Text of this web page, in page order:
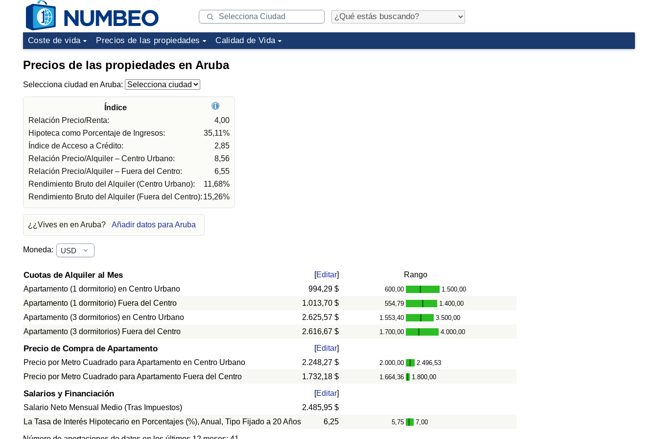
Coste de vida Precios de las propiedades Calidad de Vida
Precios de las propiedades en Aruba
Selecciona ciudad en Aruba:
Índice
Relación Precio/Renta:
4,00
Hipoteca como Porcentaje de Ingresos:
35,11%
Índice de Acceso a Crédito:
2,85
Relación Precio/Alquiler – Centro Urbano:
8,56
Relación Precio/Alquiler – Fuera del Centro:
6,55
Rendimiento Bruto del Alquiler (Centro Urbano):
11,68%
Rendimiento Bruto del Alquiler (Fuera del Centro): 15,26%
¿¿Vives en en Aruba? Añadir datos para Aruba
Moneda:
Cuotas de Alquiler al Mes [Editar]
Rango
Apartamento (1 dormitorio) en Centro Urbano
994,29 $ 600,00 - 1.500,00
Apartamento (1 dormitorio) Fuera del Centro 1.013,70 $ 554,79 - 1.400,00
Apartamento (3 dormitorios) en Centro Urbano 2.625,57 $ 1.553,40 - 3.500,00
Apartamento (3 dormitorios) Fuera del Centro 2.616,67 $ 1.700,00 - 4.000,00
Precio de Compra de Apartamento [Editar]
Precio por Metro Cuadrado para Apartamento en Centro Urbano
2.248,27 $ 2.000,00 - 2.496,53
Precio por Metro Cuadrado para Apartamento Fuera del Centro 1.732,18 $ 1.664,36 - 1.800,00
Salarios y Financiación [Editar]
Salario Neto Mensual Medio (Tras Impuestos)
2.485,95 $
La Tasa de Interés Hipotecario en Porcentajes (%), Anual, Tipo Fijado a 20 Años
6,25 5,75 - 7,00